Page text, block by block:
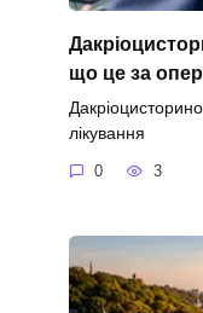
що це за
лікування
0 3